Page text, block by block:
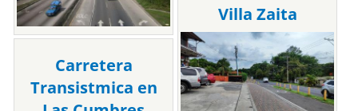
Villa Zaita
Carretera
Transistmica en